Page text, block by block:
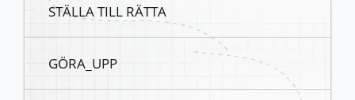
STÄLLA TILL RÄTTA
GÖRA_UPP